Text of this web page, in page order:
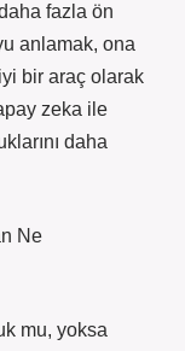
fazla ön
anlamak, ona
bir araç olarak
zeka ile
daha
Ne
mu, yoksa